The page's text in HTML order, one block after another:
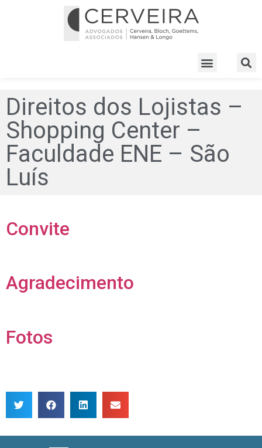
Direitos dos Lojistas –
Shopping Center –
Faculdade ENE – São
Luís
Convite
Agradecimento
Fotos